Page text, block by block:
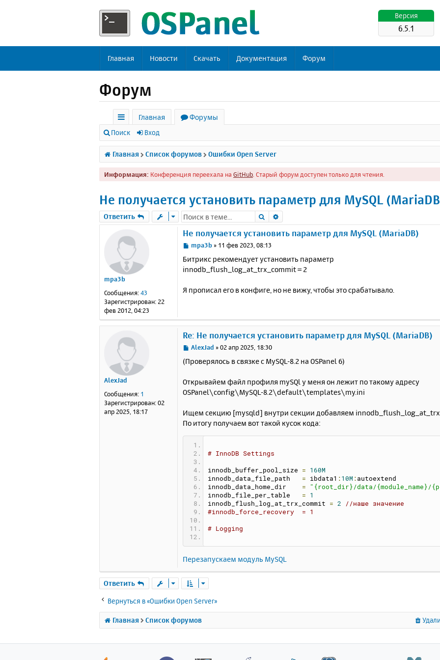
Версия
6.5.1
Главная Новости Скачать Документация Форум
Форум
с
ы
л
к
Главная
Форумы
Поиск Вход
Главная Список форумов Ошибки Open Server
Информация: Конференция переехала на GitHub . Старый форум доступен только для чтения.
Не получается установить параметр для MySQL
Ответить Поиск
mpa3b
Сообщения:43
Зарегистрирован: 22
фев 2012, 04:23
Не получается установить параметр для MySQL (MariaDB)
С
о
б
е
mpa3b » 11 фев 2023, 08:13
Битрикс рекомендует установить параметр
innodb_flush_log_at_trx_commit = 2
Я прописал его в конфиге, но не вижу, чтобы это срабатывало.
AlexJad
Сообщения: 1
Зарегистрирован:02
апр 2025, 18:17
Re: Не получается установить параметр для MySQL (MariaDB)
С
о
щ
е
е
AlexJad »02 апр 2025, 18:30
(Проверялось в связке с MySQL-8.2 на OSPanel 6)
Открывайем файл профиля mySQl у меня он лежит по такому адресу
OSPanel\config\MySQL-8.2\default\templates\my.ini
Ищем секцию [mysqld] внутри секции добавляем
По итогу получаем вот такой кусок кода:
# InnoDB Settings
innodb_buffer_pool_size =
160M
innodb_data_file_path = ibdata1 : 10M : autoextend
innodb_data_home_dir =
"{root_dir}/data/{module_name}/
innodb_file_per_table =
1
innodb_flush_log_at_trx_commit = 2
//наше значение
#innodb_force_recovery  = 1
# Logging
Перезапускаем модуль MySQL
Ответить
Вернуться в «Ошибки Open Server»
Главная Список форумов